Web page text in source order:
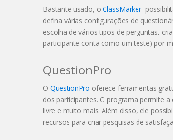
Bastante usado, oClassMarker
defina várias configurações de
escolha de vários tipos de perguntas,
participante conta como um teste) por
QuestionPro
O QuestionPro oferece ferramentas
dos participantes. O programa permite
livre e muito mais. Além disso, ele
recursos para criar pesquisas de